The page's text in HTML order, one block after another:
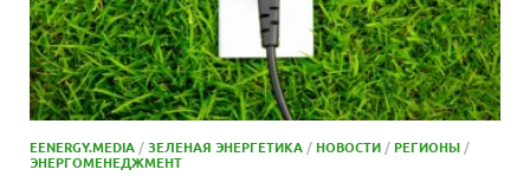
EENERGY.MEDIA/ЗЕЛЕНАЯ ЭНЕРГЕТИКА/НОВОСТИ/РЕГИОНЫ/
ЭНЕРГОМЕНЕДЖМЕНТ